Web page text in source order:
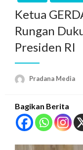
Ketua
Rungan
Presiden RI
Pradana Media
Bagikan Berita